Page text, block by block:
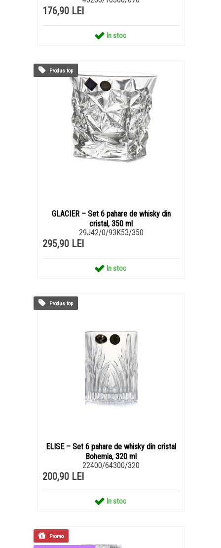
176,90 LEI
In stoc
GLACIER – Set 6 pahare de whisky din
cristal, 350 ml
29J42/0/93K53/350
295,90 LEI
In stoc
Produs top
ELISE – Set 6 pahare de whisky din cristal
Bohemia, 320 ml
22400/64300/320
200,90 LEI
In stoc
Produs top
Promo